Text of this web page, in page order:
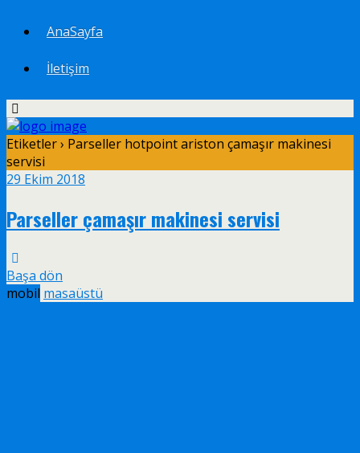
AnaSayfa
İletişim
Etiketler › Parseller hotpoint ariston çamaşır makinesi
servisi
29 Ekim 2018
Parseller çamaşır makinesi servisi
Başa dön
mobil masaüstü